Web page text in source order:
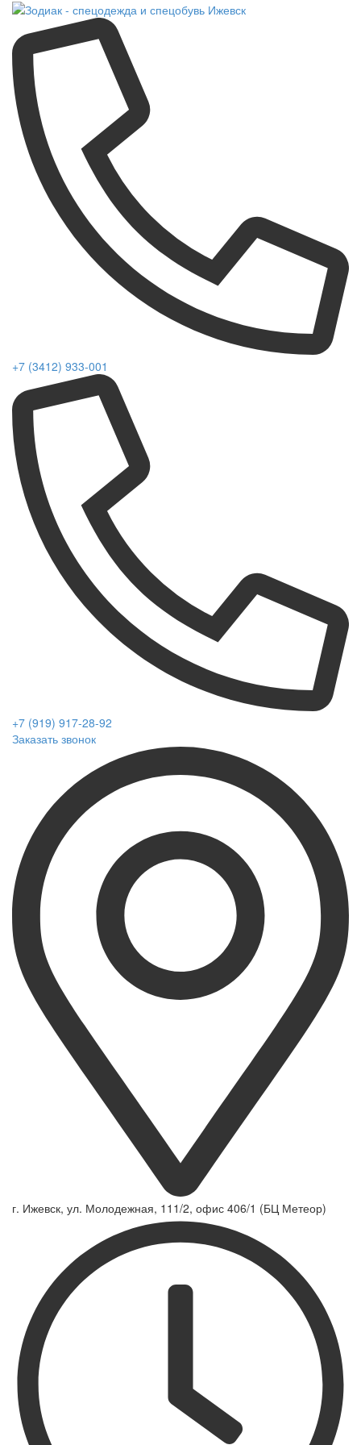
+7 (3412) 933-001
+7 (919) 917-28-92
Заказать звонок
г. Ижевск, ул. Молодежная, 111/2, офис 406/1 (БЦ Метеор)